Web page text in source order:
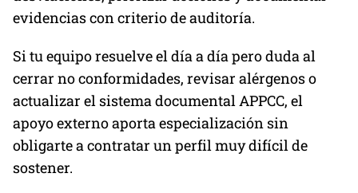
evidencias con criterio de auditoría.
Si tu equipo resuelve el día a día pero duda al
cerrar no conformidades, revisar alérgenos o
actualizar el sistema documental APPCC, el
apoyo externo aporta especialización sin
obligarte a contratar un perfil muy difícil de
sostener.